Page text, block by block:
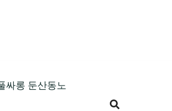
싸롱 둔산동노